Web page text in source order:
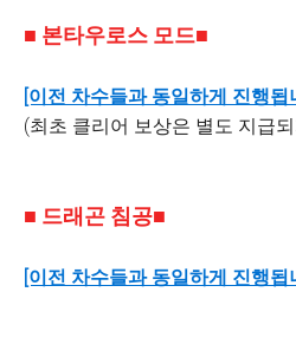
■ 본타우로스 모드■
[이전 차수들과 동일하게 진행됩
(최초 클리어 보상은 별도 지급
■ 드래곤 침공■
[이전 차수들과 동일하게 진행됩